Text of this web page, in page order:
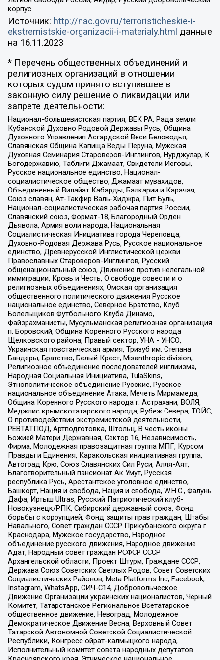
корпус
Источник: http://nac.gov.ru/terroristicheskie-i-
ekstremistskie-organizacii-i-materialy.html данные
на 16.11.2023
* Перечень общественных объединений и
религиозных организаций в отношении
которых судом принято вступившее в
законную силу решение о ликвидации или
запрете деятельности:
Национал-большевистская партия, ВЕК РА, Рада земли
Кубанской Духовно Родовой Державы Русь, Община
Духовного Управления Асгардской Веси Беловодья,
Славянская Община Капища Веды Перуна, Мужская
Духовная Семинария Староверов-Инглингов, Нурджулар, К
Богодержавию, Таблиги Джамаат, Свидетели Иеговы,
Русское национальное единство, Национал-
социалистическое общество, Джамаат мувахидов,
Объединенный Вилайат Кабарды, Балкарии и Карачая,
Союз славян, Ат-Такфир Валь-Хиджра, Пит Буль,
Национал-социалистическая рабочая партия России,
Славянский союз, Формат-18, Благородный Орден
Дьявола, Армия воли народа, Национальная
Социалистическая Инициатива города Череповца,
Духовно-Родовая Держава Русь, Русское национальное
единство, Древнерусской Инглистической церкви
Православных Староверов-Инглингов, Русский
общенациональный союз, Движение против нелегальной
иммиграции, Кровь и Честь, О свободе совести и о
религиозных объединениях, Омская организация
общественного политического движения Русское
национальное единство, Северное Братство, Клуб
Болельщиков Футбольного Клуба Динамо,
Файзрахманисты, Мусульманская религиозная организация
п. Боровский, Община Коренного Русского народа
Щелковского района, Правый сектор, УНА - УНСО,
Украинская повстанческая армия, Тризуб им. Степана
Бандеры, Братство, Белый Крест, Misanthropic division,
Религиозное объединение последователей инглиизма,
Народная Социальная Инициатива, TulaSkins,
Этнополитическое объединение Русские, Русское
национальное объединение Атака, Мечеть Мирмамеда,
Община Коренного Русского народа г. Астрахани, ВОЛЯ,
Меджлис крымскотатарского народа, Рубеж Севера, ТОЙС,
О противодействии экстремистской деятельности,
РЕВТАТПОД, Артподготовка, Штольц, В честь иконы
Божией Матери Державная, Сектор 16, Независимость,
Фирма, Молодежная правозащитная группа МПГ, Курсом
Правды и Единения, Каракольская инициативная группа,
Автоград Крю, Союз Славянских Сил Руси, Алля-Аят,
Благотворительный пансионат Ак Умут, Русская
республика Русь, Арестантское уголовное единство,
Башкорт, Нация и свобода, Нация и свобода, W.H.С., Фалунь
Дафа, Иртыш Ultras, Русский Патриотический клуб-
Новокузнецк/РПК, Сибирский державный союз, Фонд
борьбы с коррупцией, Фонд защиты прав граждан, Штабы
Навального, Совет граждан СССР Прикубанского округа г.
Краснодара, Мужское государство, Народное
объединение русского движения, Народное движение
Адат, Народный совет граждан РСФСР СССР
Архангельской области, Проект Штурм, Граждане СССР,
Держава Союз Советских Светлых Родов, Совет Советских
Социалистических Районов, Meta Platforms Inc, Facebook,
Instagram, WhatsApp, СИЧ-С14, Добровольческое
Движение Организации украинских националистов, Черный
Комитет, Татарстанское Региональное Всетатарское
общественное движение, Невоград, Молодежное
Демократическое Движение Весна, Верховный Совет
Татарской Автономной Советской Социалистической
Республики, Конгресс ойрат-калмыцкого народа,
Исполнительный комитет совета народных депутатов